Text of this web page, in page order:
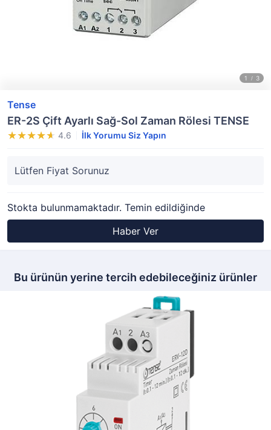
Tense
ER-2S Çift Ayarlı Sağ-Sol Zaman Rölesi TENSE
4.6 İlk Yorumu Siz Yapın
Lütfen Fiyat Sorunuz
Stokta bulunmamaktadır. Temin edildiğinde
Haber Ver
Bu ürünün yerine tercih edebileceğiniz ürünler